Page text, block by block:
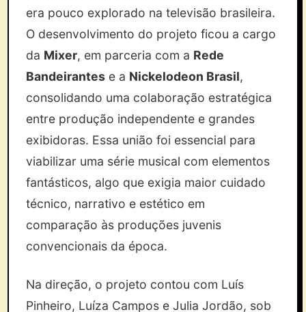
era pouco explorado na televisão brasileira.
O desenvolvimento do projeto ficou a cargo
da Mixer, em parceria com a Rede
Bandeirantes e a Nickelodeon Brasil,
consolidando uma colaboração estratégica
entre produção independente e grandes
exibidoras. Essa união foi essencial para
viabilizar uma série musical com elementos
fantásticos, algo que exigia maior cuidado
técnico, narrativo e estético em
comparação às produções juvenis
convencionais da época.
Na direção, o projeto contou com Luís
Pinheiro, Luíza Campos e Julia Jordão, sob